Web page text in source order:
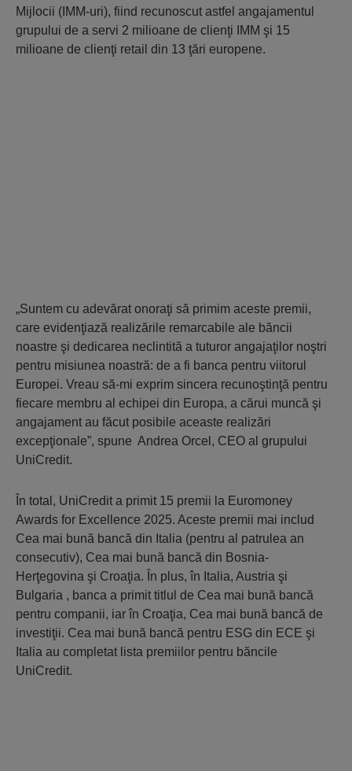
Mijlocii (IMM-uri), fiind recunoscut astfel angajamentul
grupului de a servi 2 milioane de clienţi IMM şi 15
milioane de clienţi retail din 13 ţări europene.
„Suntem cu adevărat onoraţi să primim aceste premii,
care evidenţiază realizările remarcabile ale băncii
noastre şi dedicarea neclintită a tuturor angajaţilor noştri
pentru misiunea noastră: de a fi banca pentru viitorul
Europei. Vreau să-mi exprim sincera recunoştinţă pentru
fiecare membru al echipei din Europa, a cărui muncă şi
angajament au făcut posibile aceaste realizări
excepţionale”, spune Andrea Orcel, CEO al grupului
UniCredit.
În total, UniCredit a primit 15 premii la Euromoney
Awards for Excellence 2025. Aceste premii mai includ
Cea mai bună bancă din Italia (pentru al patrulea an
consecutiv), Cea mai bună bancă din Bosnia-
Herţegovina şi Croaţia. În plus, în Italia, Austria şi
Bulgaria , banca a primit titlul de Cea mai bună bancă
pentru companii, iar în Croaţia, Cea mai bună bancă de
investiţii. Cea mai bună bancă pentru ESG din ECE şi
Italia au completat lista premiilor pentru băncile
UniCredit.